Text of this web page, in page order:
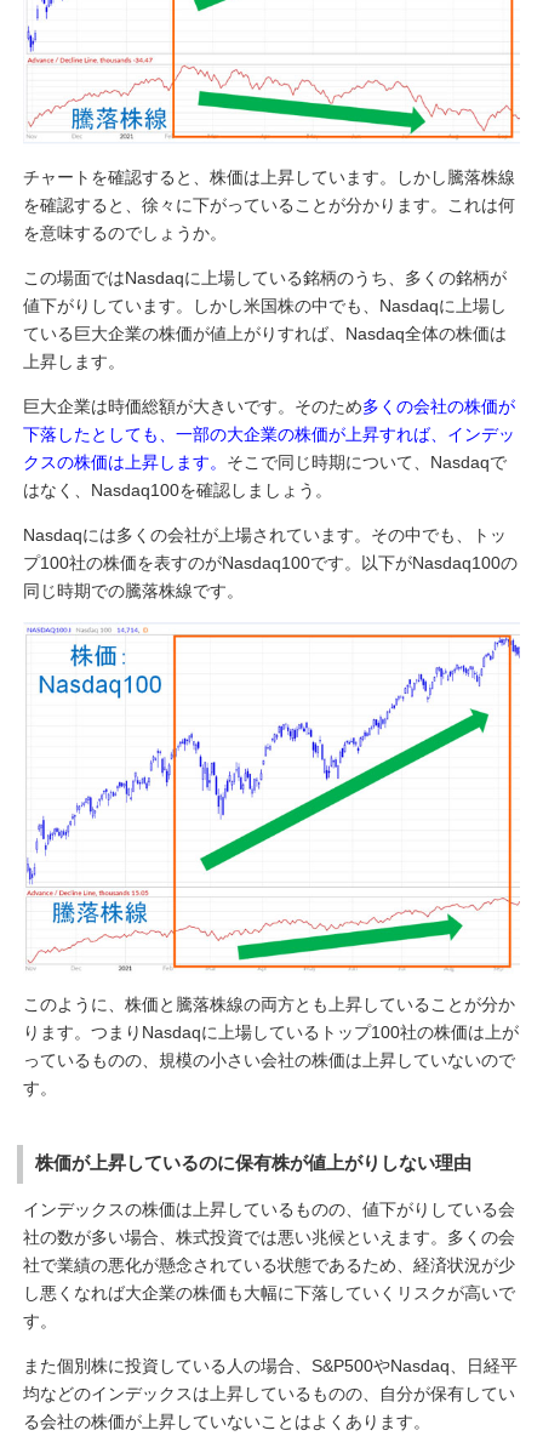
チャートを確認すると、株価は上昇しています。しかし騰落株線
を確認すると、徐々に下がっていることが分かります。これは何
を意味するのでしょうか。
この場面ではNasdaqに上場している銘柄のうち、多くの銘柄が
値下がりしています。しかし米国株の中でも、Nasdaqに上場し
ている巨大企業の株価が値上がりすれば、Nasdaq全体の株価は
上昇します。
巨大企業は時価総額が大きいです。そのため多くの会社の株価が
下落したとしても、一部の大企業の株価が上昇すれば、インデッ
クスの株価は上昇します。 そこで同じ時期について、Nasdaqで
はなく、Nasdaq100を確認しましょう。
Nasdaqには多くの会社が上場されています。その中でも、トッ
プ100社の株価を表すのがNasdaq100です。以下がNasdaq100の
同じ時期での騰落株線です。
このように、株価と騰落株線の両方とも上昇していることが分か
ります。つまりNasdaqに上場しているトップ100社の株価は上が
っているものの、規模の小さい会社の株価は上昇していないので
す。
株価が上昇しているのに保有株が値上がりしない理由
インデックスの株価は上昇しているものの、値下がりしている会
社の数が多い場合、株式投資では悪い兆候といえます。多くの会
社で業績の悪化が懸念されている状態であるため、経済状況が少
し悪くなれば大企業の株価も大幅に下落していくリスクが高いで
す。
また個別株に投資している人の場合、S&P500やNasdaq、日経平
均などのインデックスは上昇しているものの、自分が保有してい
る会社の株価が上昇していないことはよくあります。